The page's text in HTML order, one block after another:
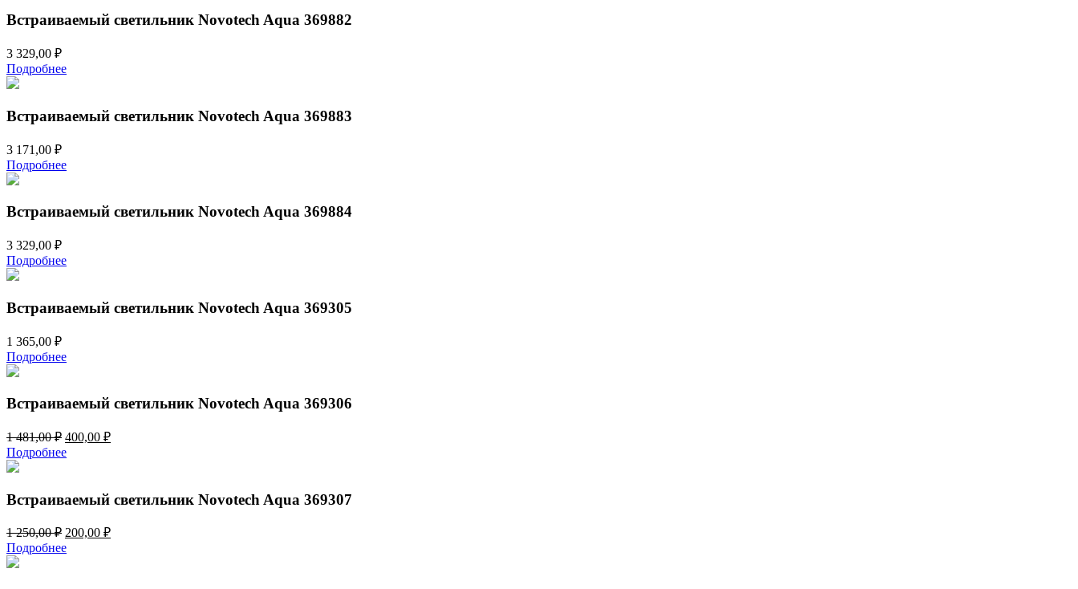
Встраиваемый светильник Novotech Aqua 369882
3 329,00 ₽
Подробнее
Встраиваемый светильник Novotech Aqua 369883
3 171,00 ₽
Подробнее
Встраиваемый светильник Novotech Aqua 369884
3 329,00 ₽
Подробнее
Встраиваемый светильник Novotech Aqua 369305
1 365,00 ₽
Подробнее
Встраиваемый светильник Novotech Aqua 369306
1 481,00₽ Первоначальная
цена
составляла
481,00 ₽.
400,00 ₽Текущая
Подробнее
Встраиваемый светильник Novotech Aqua 369307
1 250,00₽ Первоначальная
цена
составляла
200,00 ₽Текущая
Подробнее